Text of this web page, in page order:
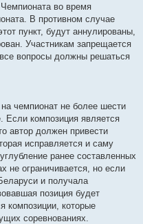
во время
В противном случае
пункт, будут аннулированы,
Участникам запрещается
вопросы должны решаться
чемпионат не более шести
Если композиция является
автор должен привести
исправляется и саму
ранее составленных
не ограничивается, но если
и получала
позиция будет
композиции, которые
соревнованиях.